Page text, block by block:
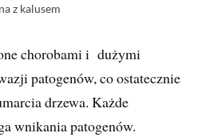
z kalusem
chorobami i dużymi
patogenów, co ostatecznie
drzewa. Każde
wnikania patogenów.